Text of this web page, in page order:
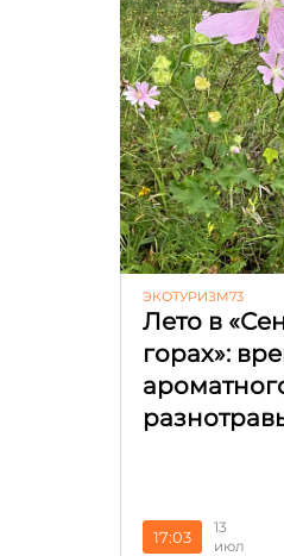
ЭКОТУРИЗМ73
Лето в
горах»:
17:03
13
июл